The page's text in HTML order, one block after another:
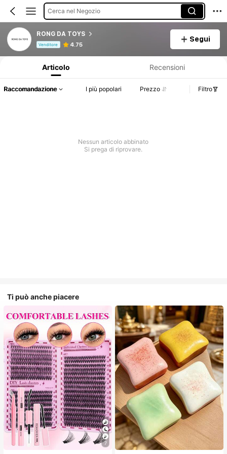
Cerca nel Negozio
RONG DA TOYS
Venditore 4.75
Segui
Articolo Recensioni
Raccomandazione I più popolari Prezzo Filtro
Nessun articolo abbinato
Si prega di riprovare.
Ti può anche piacere
7